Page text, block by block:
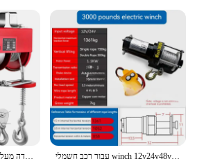
עבור רכב חשמלי winch 12v24v48v60v w48v60v w48v60v